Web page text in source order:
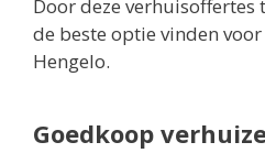
Door deze verhuisoffertes
de beste optie vinden
Hengelo.
Goedkoop